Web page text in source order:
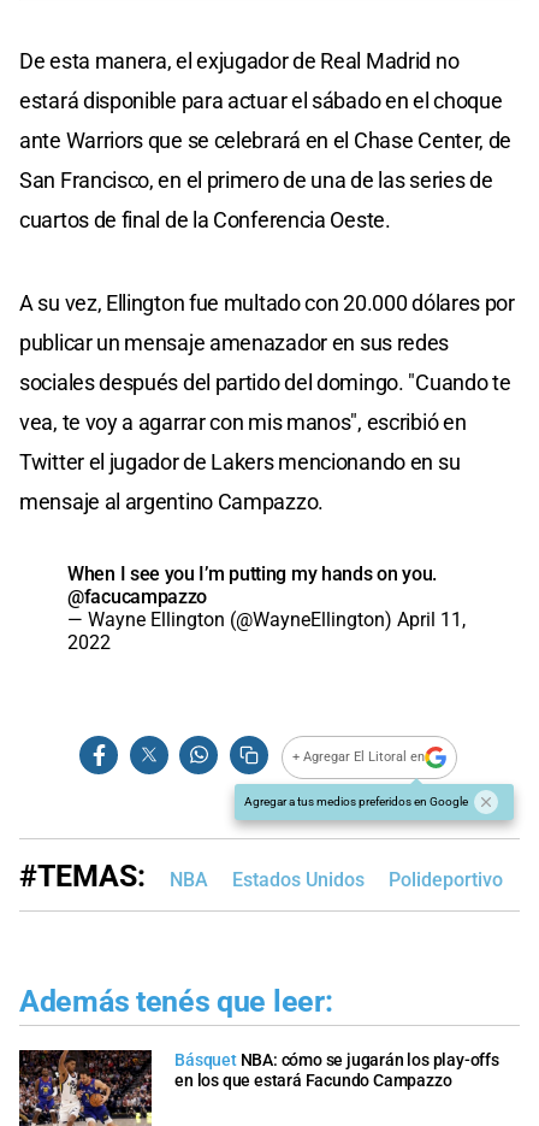
De esta manera, el exjugador de Real Madrid no
estará disponible para actuar el sábado en el choque
ante Warriors que se celebrará en el Chase Center, de
San Francisco, en el primero de una de las series de
cuartos de final de la Conferencia Oeste.
A su vez, Ellington fue multado con 20.000 dólares por
publicar un mensaje amenazador en sus redes
sociales después del partido del domingo. "Cuando te
vea, te voy a agarrar con mis manos", escribió en
Twitter el jugador de Lakers mencionando en su
mensaje al argentino Campazzo.
When I see you I’m putting my hands on you.
@facucampazzo
— Wayne Ellington (@WayneEllington) April 11,
2022
+ Agregar El Litoral en
Agregar a tus medios preferidos en Google
#TEMAS: NBA Estados Unidos Polideportivo
Además tenés que leer:
Básquet NBA: cómo se jugarán los play-offs
en los que estará Facundo Campazzo